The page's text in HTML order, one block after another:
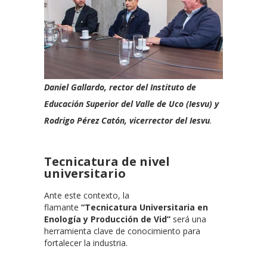
Daniel Gallardo, rector del Instituto de
Educación Superior del Valle de Uco (Iesvu) y
Rodrigo Pérez Catón, vicerrector del Iesvu.
Tecnicatura de nivel
universitario
Ante este contexto, la
flamante “Tecnicatura Universitaria en
Enología y Producción de Vid” será una
herramienta clave de conocimiento para
fortalecer la industria.